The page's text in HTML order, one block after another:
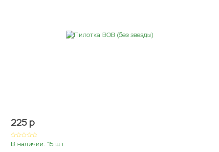
225 p
В наличии: 15 шт